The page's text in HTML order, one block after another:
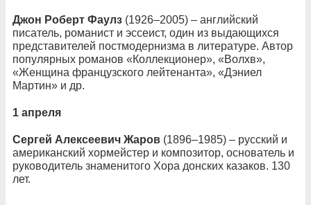
Джон Роберт Фаулз (1926–2005) – английский
писатель, романист и эссеист, один из выдающихся
представителей постмодернизма в литературе. Автор
популярных романов «Коллекционер», «Волхв»,
«Женщина французского лейтенанта», «Дэниел
Мартин» и др.
1 апреля
Сергей Алексеевич Жаров (1896–1985) – русский и
американский хормейстер и композитор, основатель и
руководитель знаменитого Хора донских казаков. 130
лет.